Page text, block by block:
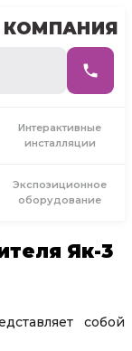
КОМПАНИЯ
Интерактивные
инсталляции
Экспозиционное
оборудование
Як-3
собой